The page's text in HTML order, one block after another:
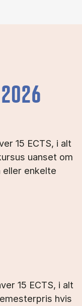
2026
15 ECTS, i alt
uanset om
eller enkelte
15 ECTS, i alt
hvis